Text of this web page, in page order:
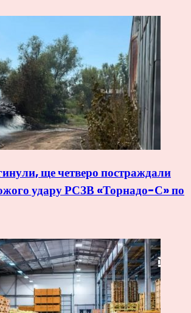
ще четверо постраждали
удару РСЗВ «Торнадо-С» по